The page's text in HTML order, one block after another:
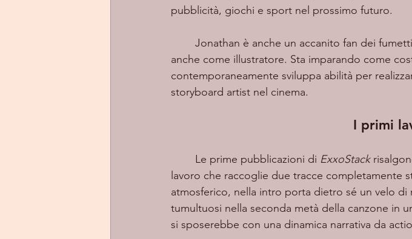
pubblicità, giochi e sport nel prossimo futuro.
anche come illustratore. Sta imparando come
contemporaneamente sviluppa abilità per
storyboard artist nel cinema.
I primi
	Le prime pubblicazioni di
ExxoStack
lavoro che raccoglie due tracce completamente
atmosferico, nella intro porta dietro sé un velo di
tumultuosi nella seconda metà della canzone in
si sposerebbe con una dinamica narrativa da